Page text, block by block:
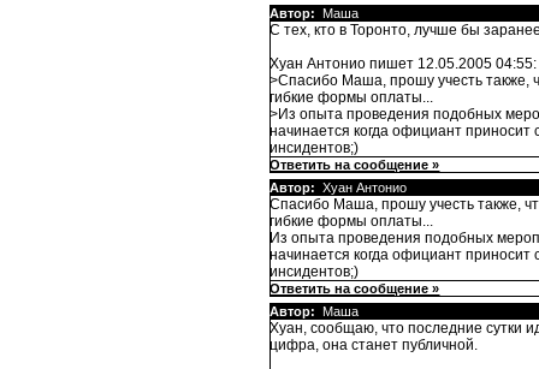
Автор:
Маша
С тех, кто в Торонто, лучше бы
Хуан Антонио пишет 12.05.2005 04:55:
>Спасибо Маша, прошу учесть также,
гибкие формы оплаты...
>Из опыта проведения подобных
начинается когда официант
инсидентов;)
Ответить на сообщение »
Автор: Хуан Антонио
Спасибо Маша, прошу учесть также,
гибкие формы оплаты...
Из опыта проведения подобных
начинается когда официант
инсидентов;)
Ответить на сообщение »
Автор:
Маша
Хуан, сообщаю, что последние сутки
цифра, она станет публичной.